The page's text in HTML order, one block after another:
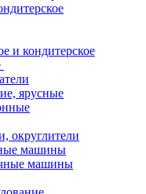
и кондитерское
ярусные
округлители
машины
машины